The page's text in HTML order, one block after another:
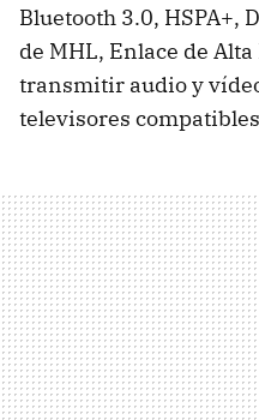
Bluetooth 3.0, HSPA+,
de MHL, Enlace de
transmitir audio y
televisores